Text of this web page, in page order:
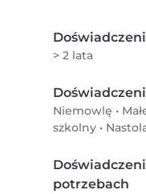
> 2 lata
Niemowlę •
szkolny •
potrzebach